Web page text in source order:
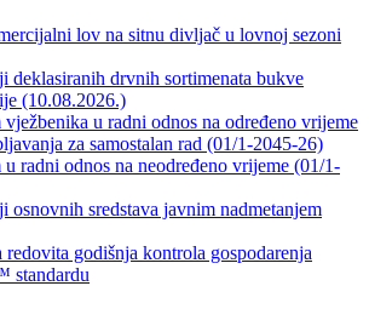
lov na sitnu divljač u lovnoj sezoni
deklasiranih drvnih sortimenata bukve
(10.08.2026.)
u radni odnos na određeno vrijeme
za samostalan rad (01/1-2045-26)
radni odnos na neodređeno vrijeme (01/1-
osnovnih sredstava javnim nadmetanjem
redovita godišnja kontrola gospodarenja
standardu